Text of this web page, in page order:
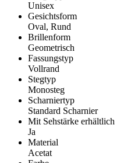
Unisex
Gesichtsform
Oval, Rund
Brillenform
Geometrisch
Fassungstyp
Vollrand
Stegtyp
Monosteg
Scharniertyp
Standard Scharnier
Mit Sehstärke erhältlich
Ja
Material
Acetat